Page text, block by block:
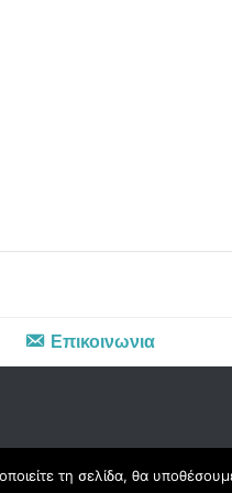
Επικοινωνια
τη σελίδα, θα